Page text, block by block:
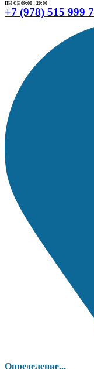
ПН-СБ 09:00 - 20:00
+7 (978) 515 999 7
Определение...